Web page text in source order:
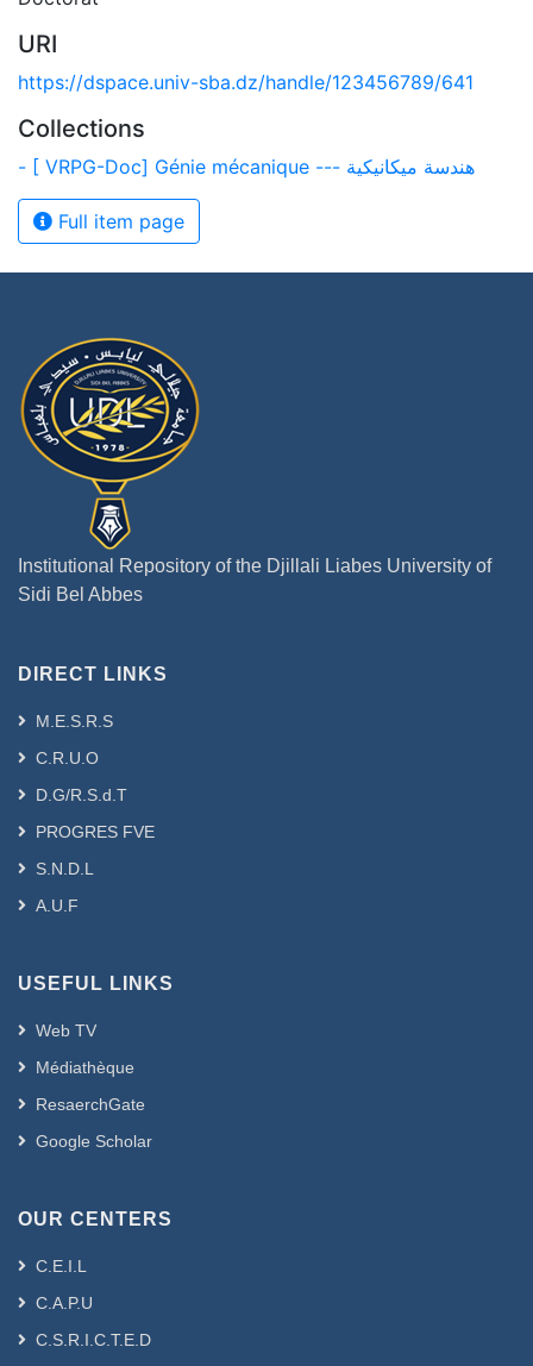
URI
https://dspace.univ-sba.dz/handle/123456789/641
Collections
- [ VRPG-Doc] Génie mécanique --- هندسة ميكانيكية
Full item page
Institutional Repository of the Djillali Liabes University of
Sidi Bel Abbes
DIRECT LINKS
M.E.S.R.S
C.R.U.O
D.G/R.S.d.T
PROGRES FVE
S.N.D.L
A.U.F
USEFUL LINKS
Web TV
Médiathèque
ResaerchGate
Google Scholar
OUR CENTERS
C.E.I.L
C.A.P.U
C.S.R.I.C.T.E.D